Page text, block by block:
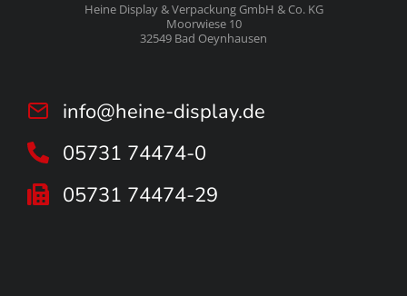
Heine Display & Verpackung GmbH & Co. KG
Moorwiese 10
32549 Bad Oeynhausen
info@heine-display.de
05731 74474-0
05731 74474-29